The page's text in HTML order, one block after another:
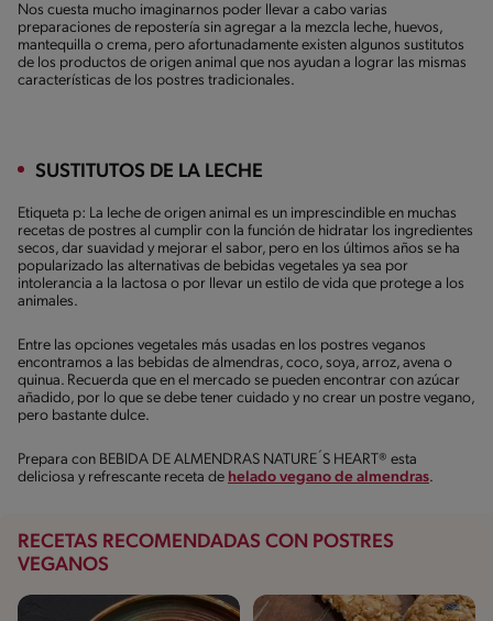
Nos cuesta mucho imaginarnos poder llevar a cabo varias
preparaciones de repostería sin agregar a la mezcla leche, huevos,
mantequilla o crema, pero afortunadamente existen algunos sustitutos
de los productos de origen animal que nos ayudan a lograr las mismas
características de los postres tradicionales.
SUSTITUTOS DE LA LECHE
Etiqueta p: La leche de origen animal es un imprescindible en muchas
recetas de postres al cumplir con la función de hidratar los ingredientes
secos, dar suavidad y mejorar el sabor, pero en los últimos años se ha
popularizado las alternativas de bebidas vegetales ya sea por
intolerancia a la lactosa o por llevar un estilo de vida que protege a los
animales.
Entre las opciones vegetales más usadas en los postres veganos
encontramos a las bebidas de almendras, coco, soya, arroz, avena o
quinua. Recuerda que en el mercado se pueden encontrar con azúcar
añadido, por lo que se debe tener cuidado y no crear un postre vegano,
pero bastante dulce.
Prepara con BEBIDA DE ALMENDRAS NATURE´S HEART® esta
deliciosa y refrescante receta de helado vegano de almendras.
RECETAS RECOMENDADAS CON POSTRES
VEGANOS